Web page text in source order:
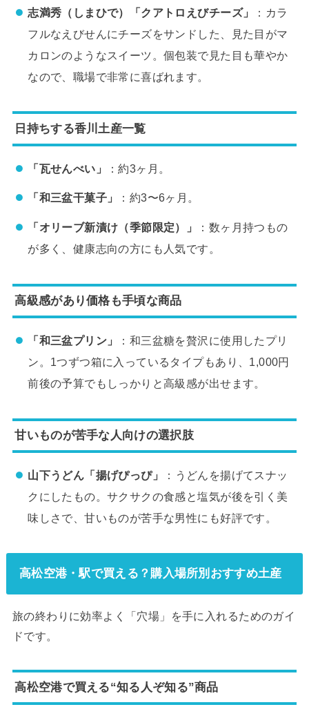
志満秀（しまひで）「クアトロえびチーズ」
：カラ
フルなえびせんにチーズをサンドした、見た目がマ
カロンのようなスイーツ。個包装で見た目も華やか
なので、職場で非常に喜ばれます。
日持ちする香川土産一覧
「瓦せんべい」 ：約3ヶ月。
「和三盆干菓子」 ：約3〜6ヶ月。
「オリーブ新漬け（季節限定）」
：数ヶ月持つもの
が多く、健康志向の方にも人気です。
高級感があり価格も手頃な商品
「和三盆プリン」
：和三盆糖を贅沢に使用したプリ
ン。1つずつ箱に入っているタイプもあり、1,000円
前後の予算でもしっかりと高級感が出せます。
甘いものが苦手な人向けの選択肢
山下うどん「揚げぴっぴ」
：うどんを揚げてスナッ
クにしたもの。サクサクの食感と塩気が後を引く美
味しさで、甘いものが苦手な男性にも好評です。
高松空港・駅で買える？購入場所別おすすめ土産
旅の終わりに効率よく「穴場」を手に入れるためのガイ
ドです。
高松空港で買える“知る人ぞ知る”商品